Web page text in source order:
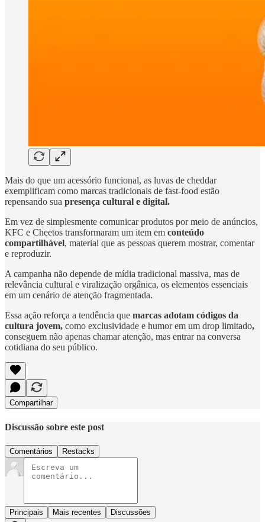
Mais do que um acessório funcional, as luvas de cheddar
exemplificam como marcas tradicionais de fast‑food estão
repensando sua presença cultural e digital.
Em vez de simplesmente comunicar produtos por meio de anúncios,
KFC e Cheetos transformaram um item em conteúdo
compartilhável, material que as pessoas querem mostrar, comentar
e reproduzir.
A campanha não depende de mídia tradicional massiva, mas de
relevância cultural e viralização orgânica, os elementos essenciais
em um cenário de atenção fragmentada.
Essa ação reforça a tendência que marcas adotam códigos da
cultura jovem, como exclusividade e humor em um drop limitado,
conseguem não apenas chamar atenção, mas entrar na conversa
cotidiana do seu público.
Compartilhar
Discussão sobre este post
Comentários Restacks
Principais Mais recentes Discussões